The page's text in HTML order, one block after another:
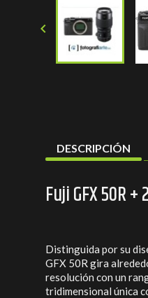

DESCRIPCIÓN
Fuji GFX 50R
Distinguida por su
GFX 50R gira
resolución con un
tridimensional única